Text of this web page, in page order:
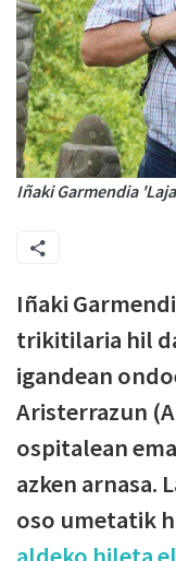
Iñaki Garmendia
Iñaki
trikitilaria hil
igandean
Aristerrazun
ospitalean
azken arnasa.
oso umetatik